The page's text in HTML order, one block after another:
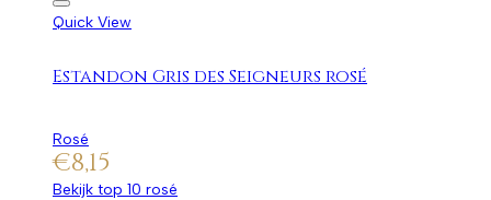
Quick View
Estandon Gris des Seigneurs rosé
Rosé
€8,15
Bekijk top 10 rosé